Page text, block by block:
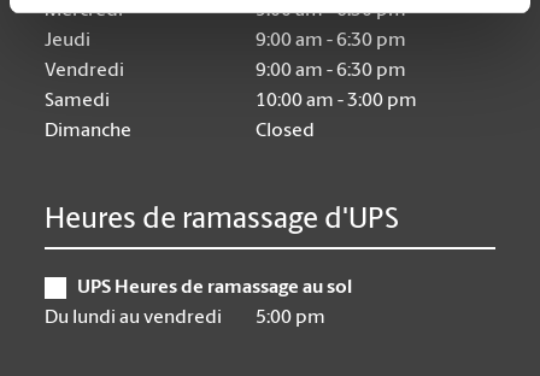
Mercredi
9:00 am - 6:30 pm
Jeudi
9:00 am - 6:30 pm
Vendredi
9:00 am - 6:30 pm
Samedi
10:00 am - 3:00 pm
Dimanche
Closed
Heures de ramassage d'UPS
UPS Heures de ramassage au sol
Du lundi au vendredi
5:00 pm